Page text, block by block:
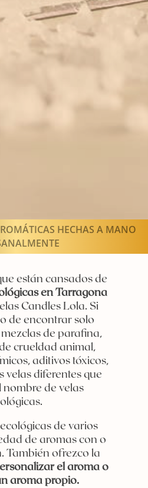
HECHAS A MANO
están cansados de
en Tarragona
Candles Lola. Si
de encontrar solo
de parafina,
crueldad animal,
aditivos tóxicos,
velas diferentes que
nombre de velas
de varios
de aromas con o
También ofrezco la
el aroma o
aroma propio.